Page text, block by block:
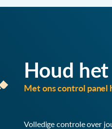
Houd
Met ons control panel
Volledige controle over